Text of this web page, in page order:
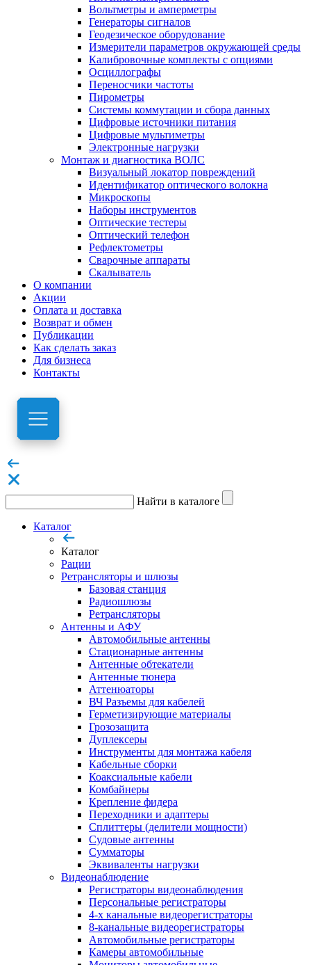
Вольтметры и амперметры
Генераторы сигналов
Геодезическое оборудование
Измерители параметров окружающей среды
Калибровочные комплекты с опциями
Осциллографы
Переносчики частоты
Пирометры
Системы коммутации и сбора данных
Цифровые источники питания
Цифровые мультиметры
Электронные нагрузки
Монтаж и диагностика ВОЛС
Визуальный локатор повреждений
Идентификатор оптического волокна
Микроскопы
Наборы инструментов
Оптические тестеры
Оптический телефон
Рефлектометры
Сварочные аппараты
Скалыватель
О компании
Акции
Оплата и доставка
Возврат и обмен
Публикации
Как сделать заказ
Для бизнеса
Контакты
Найти в каталоге
Каталог
Каталог
Рации
Ретрансляторы и шлюзы
Базовая станция
Радиошлюзы
Ретрансляторы
Антенны и АФУ
Автомобильные антенны
Стационарные антенны
Антенные обтекатели
Антенные тюнера
Аттенюаторы
ВЧ Разъемы для кабелей
Герметизирующие материалы
Грозозащита
Дуплексеры
Инструменты для монтажа кабеля
Кабельные сборки
Коаксиальные кабели
Комбайнеры
Крепление фидера
Переходники и адаптеры
Сплиттеры (делители мощности)
Судовые антенны
Сумматоры
Эквиваленты нагрузки
Видеонаблюдение
Регистраторы видеонаблюдения
Персональные регистраторы
4-х канальные видеорегистраторы
8-канальные видеорегистраторы
Автомобильные регистраторы
Камеры автомобильные